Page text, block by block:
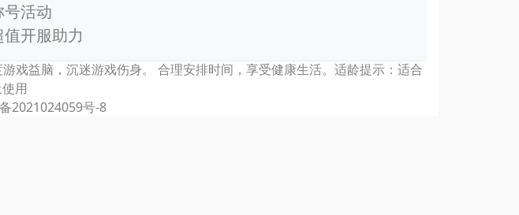
活动
开服助力
戏益脑，沉迷游戏伤身。 合理安排时间，享受健康生活。适龄提示：适合
用
2021024059号-8